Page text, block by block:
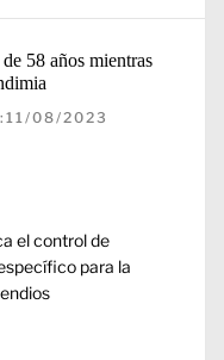
58 años mientras
08/2023
el control de
para la